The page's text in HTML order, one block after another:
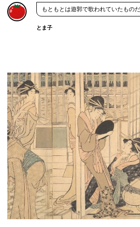
もともとは遊郭で歌われていたもの
とま子